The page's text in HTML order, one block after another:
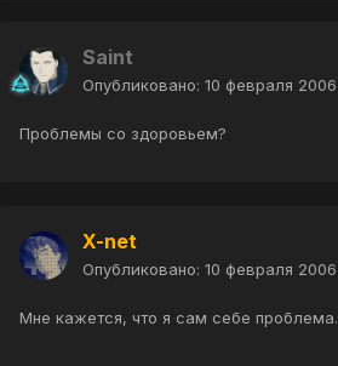
Saint
Опубликовано: 10 февраля 2006
Проблемы со здоровьем?
X-net
Опубликовано: 10 февраля 2006
Мне кажется, что я сам себе проблема.